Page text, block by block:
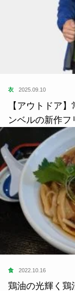
衣 2025.09.10
【アウトドア
ンベルの新作フ
食 2022.10.16
鶏油の光輝く鶏